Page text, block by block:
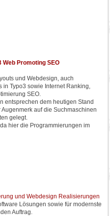
Promoting SEO
und Webdesign, auch
Typo3 sowie Internet Ranking,
SEO.
entsprechen dem heutigen Stand
auf die Suchmaschinen
gelegt.
hier die Programmierungen im
und Webdesign Realisierungen
Lösungen sowie für modernste
Auftrag.